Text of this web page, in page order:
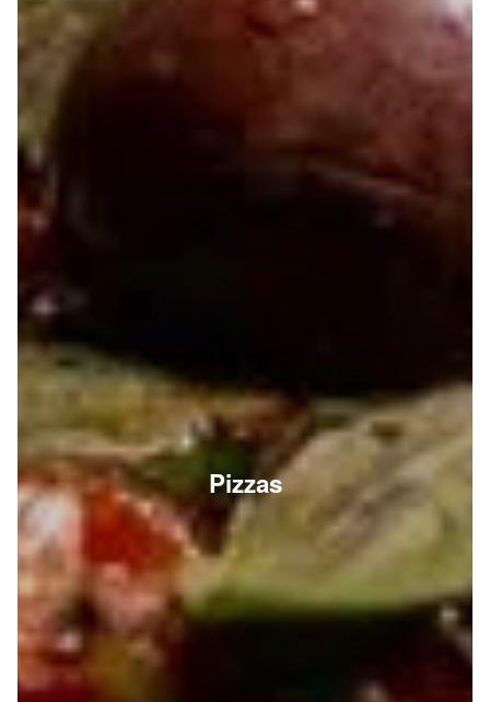
Pizzas